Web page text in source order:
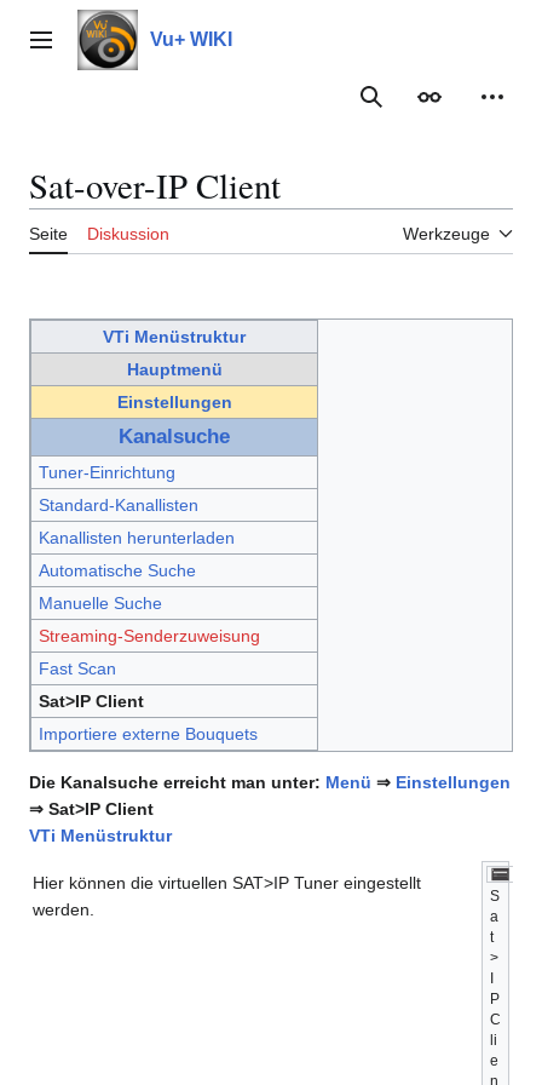
Inhalt
springenHauptmenü Vu+ WIKI
Suche
Sat-over-IP Client
Seite Diskussion Werkzeuge
VTi Menüstruktur
Hauptmenü
Einstellungen
Kanalsuche
Tuner-Einrichtung
Standard-Kanallisten
Kanallisten herunterladen
Automatische Suche
Manuelle Suche
Streaming-Senderzuweisung
Fast Scan
Sat>IP Client
Importiere externe Bouquets
Die Kanalsuche erreicht man unter: Menü ⇒ Einstellungen
⇒ Sat>IP Client
VTi Menüstruktur
Hier können die virtuellen SAT>IP Tuner eingestellt
werden.
S
a
t
>
P
C
li
e
n